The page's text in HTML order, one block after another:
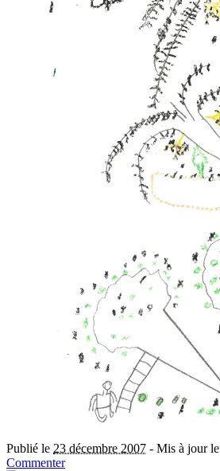
Publié le 23 décembre 2007 - Mis à jour le
Commenter